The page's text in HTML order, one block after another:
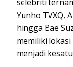
selebriti
Yunho TVXQ,
hingga Bae
memiliki
menjadi